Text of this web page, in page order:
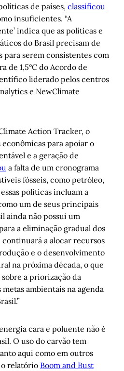
de países, classificou
insuficientes. “A
indica que as políticas e
do Brasil precisam de
para serem consistentes com
de 1,5°C do Acordo de
liderado pelos centros
e NewClimate
Action Tracker, o
para apoiar o
e a geração de
a falta de um cronograma
fósseis, como petróleo,
políticas incluam a
um de seus principais
ainda não possui um
a eliminação gradual dos
continuará a alocar recursos
e o desenvolvimento
na próxima década, o que
a priorização da
ambientais na agenda
cara e poluente não é
O uso do carvão tem
aqui como em outros
relatório Boom and Bust